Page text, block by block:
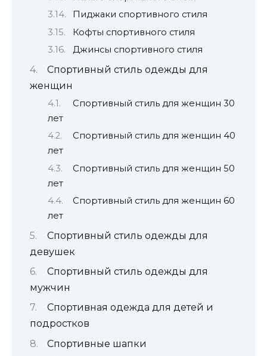
Пиджаки спортивного стиля
Кофты спортивного стиля
Джинсы спортивного стиля
Спортивный стиль одежды для
женщин
Спортивный стиль для женщин 30
лет
Спортивный стиль для женщин 40
лет
Спортивный стиль для женщин 50
лет
Спортивный стиль для женщин 60
лет
Спортивный стиль одежды для
девушек
Спортивный стиль одежды для
мужчин
Спортивная одежда для детей и
подростков
Спортивные шапки